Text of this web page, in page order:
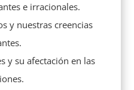
e irracionales.
y nuestras creencias
y su afectación en las